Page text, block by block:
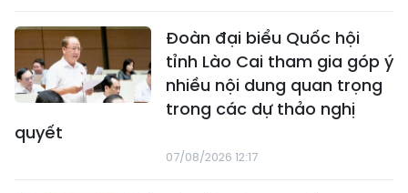
Đoàn đại biểu Quốc hội
tỉnh Lào Cai tham gia góp ý
nhiều nội dung quan trọng
trong các dự thảo nghị
quyết
07/08/2026 12:17